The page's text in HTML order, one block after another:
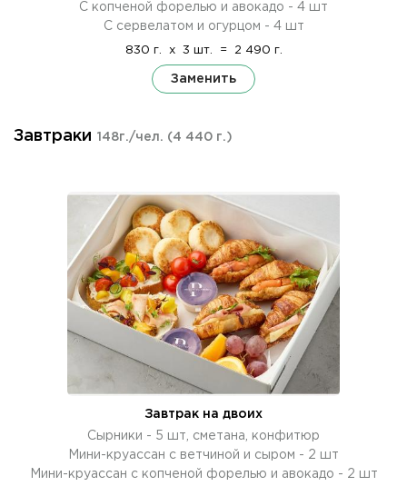
С копченой форелью и авокадо - 4 шт
С сервелатом и огурцом - 4 шт
830 г. x 3 шт. = 2 490 г.
Заменить
Завтраки 148г./чел. (4 440 г.)
Завтрак на двоих
Сырники - 5 шт, сметана, конфитюр
Мини-круассан с ветчиной и сыром - 2 шт
Мини-круассан с копченой форелью и авокадо - 2 шт